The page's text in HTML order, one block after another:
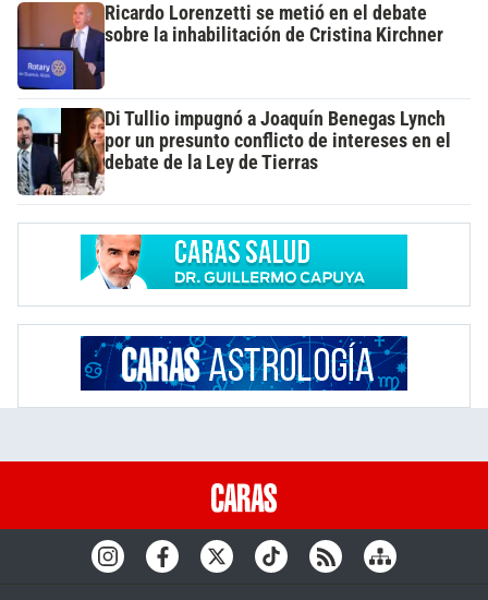
Ricardo Lorenzetti se metió en el debate
sobre la inhabilitación de Cristina Kirchner
Di Tullio impugnó a Joaquín Benegas Lynch
por un presunto conflicto de intereses en el
debate de la Ley de Tierras